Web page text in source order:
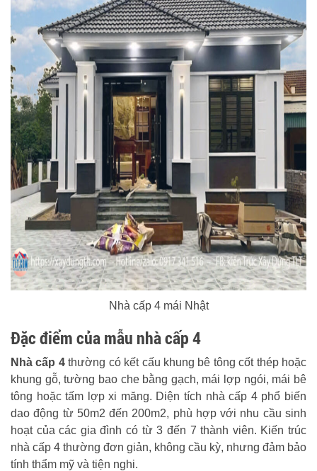
Nhà cấp 4 mái Nhật
Đặc điểm của mẫu nhà cấp 4
Nhà cấp 4thường có kết cấu khung bê tông cốt thép hoặc
khung gỗ, tường bao che bằng gạch, mái lợp ngói, mái bê
tông hoặc tấm lợp xi măng. Diện tích nhà cấp 4 phổ biến
dao động từ 50m2 đến 200m2, phù hợp với nhu cầu sinh
hoạt của các gia đình có từ 3 đến 7 thành viên. Kiến trúc
nhà cấp 4 thường đơn giản, không cầu kỳ, nhưng đảm bảo
tính thẩm mỹ và tiện nghi.